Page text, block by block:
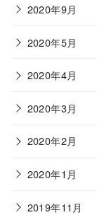
2020年9月
2020年5月
2020年4月
2020年3月
2020年2月
2020年1月
2019年11月